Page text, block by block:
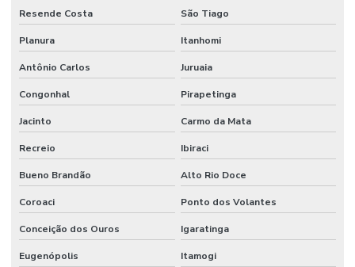
Resende Costa São Tiago
Planura Itanhomi
Antônio Carlos Juruaia
Congonhal Pirapetinga
Jacinto Carmo da Mata
Recreio Ibiraci
Bueno Brandão Alto Rio Doce
Coroaci Ponto dos Volantes
Conceição dos Ouros Igaratinga
Eugenópolis Itamogi